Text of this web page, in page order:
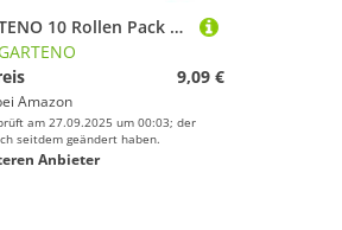
CONGARTENO 10 Rollen Pack Tennisschläger Griffband Overgrip Atmungsaktiv Schweißabsorbierend rutschfest Overgrip Tape für Tennis Badminton Squash und Multifunktionale Sportgriffe
9,09 €
Amazon
am 27.09.2025 um 00:03; der
seitdem geändert haben.
Anbieter